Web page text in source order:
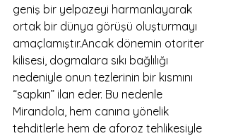
geniş bir yelpazeyi harmanlayarak
ortak bir dünya görüşü oluşturmayı
amaçlamıştır.Ancak dönemin otoriter
kilisesi, dogmalara sıkı bağlılığı
nedeniyle onun tezlerinin bir kısmını
“sapkın” ilan eder. Bu nedenle
Mirandola, hem canına yönelik
tehditlerle hem de aforoz tehlikesiyle